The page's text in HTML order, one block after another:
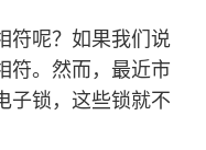
符呢？如果我们说
符。然而，最近市
子锁，这些锁就不